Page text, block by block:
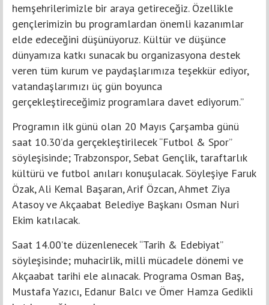
hemşehrilerimizle bir araya getireceğiz. Özellikle
gençlerimizin bu programlardan önemli kazanımlar
elde edeceğini düşünüyoruz. Kültür ve düşünce
dünyamıza katkı sunacak bu organizasyona destek
veren tüm kurum ve paydaşlarımıza teşekkür ediyor,
vatandaşlarımızı üç gün boyunca
gerçekleştireceğimiz programlara davet ediyorum.”
Programın ilk günü olan 20 Mayıs Çarşamba günü
saat 10.30’da gerçekleştirilecek “Futbol & Spor”
söyleşisinde; Trabzonspor, Sebat Gençlik, taraftarlık
kültürü ve futbol anıları konuşulacak. Söyleşiye Faruk
Özak, Ali Kemal Başaran, Arif Özcan, Ahmet Ziya
Atasoy ve Akçaabat Belediye Başkanı Osman Nuri
Ekim katılacak.
Saat 14.00’te düzenlenecek “Tarih & Edebiyat”
söyleşisinde; muhacirlik, milli mücadele dönemi ve
Akçaabat tarihi ele alınacak. Programa Osman Baş,
Mustafa Yazıcı, Edanur Balcı ve Ömer Hamza Gedikli